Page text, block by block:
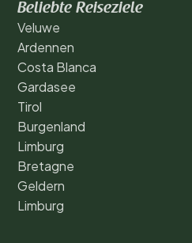
Beliebte Reiseziele
Veluwe
Ardennen
Costa Blanca
Gardasee
Tirol
Burgenland
Limburg
Bretagne
Geldern
Limburg